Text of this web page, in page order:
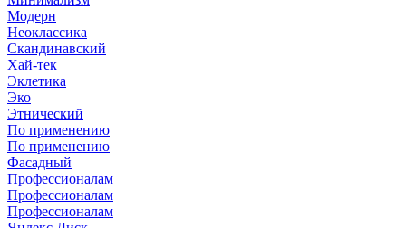
Модерн
Неоклассика
Скандинавский
Хай-тек
Эклетика
Эко
Этнический
По применению
По применению
Фасадный
Профессионалам
Профессионалам
Профессионалам